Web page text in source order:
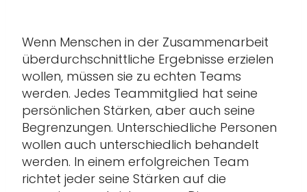
Wenn Menschen in der Zusammenarbeit
überdurchschnittliche Ergebnisse erzielen
wollen, müssen sie zu echten Teams
werden. Jedes Teammitglied hat seine
persönlichen Stärken, aber auch seine
Begrenzungen. Unterschiedliche Personen
wollen auch unterschiedlich behandelt
werden. In einem erfolgreichen Team
richtet jeder seine Stärken auf die